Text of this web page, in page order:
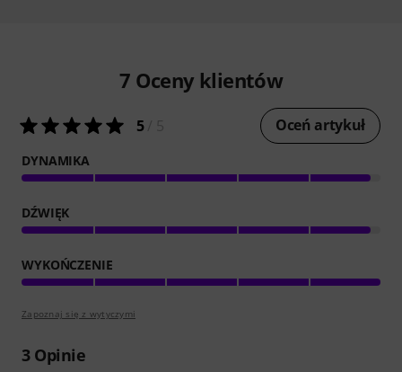
7 Oceny klientów
5/ 5 Oceń artykuł
DYNAMIKA
DŹWIĘK
WYKOŃCZENIE
Zapoznaj się z wytyczymi
3Opinie